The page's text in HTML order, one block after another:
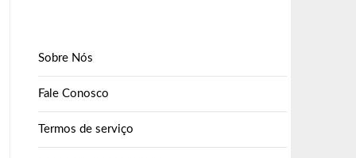
Sobre Nós
Fale Conosco
Termos de serviço